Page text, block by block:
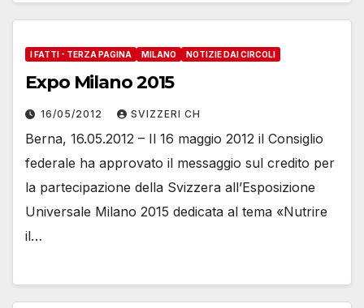
I FATTI - TERZA PAGINA MILANO NOTIZIE DAI CIRCOLI
Expo Milano 2015
16/05/2012 SVIZZERI CH
Berna, 16.05.2012 – Il 16 maggio 2012 il Consiglio
federale ha approvato il messaggio sul credito per
la partecipazione della Svizzera all’Esposizione
Universale Milano 2015 dedicata al tema «Nutrire
il…